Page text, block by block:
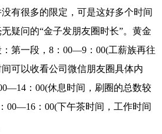
很多的限定，可是这好多个时间
疑问的“金子发朋友圈时长”。黄金
第一段，8：00—9：00(工薪族再往
可以收看公司微信朋友圈具体内
：00(休息时间，刷圈的总数较
00—16：00(下午茶时间，工作时间